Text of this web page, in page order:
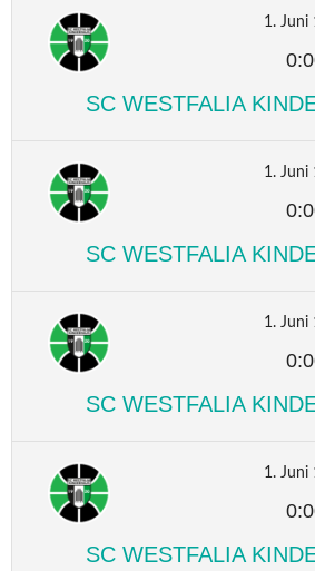
1. Juni
SC WESTFALIA
1. Juni
SC WESTFALIA
1. Juni
SC WESTFALIA
1. Juni
SC WESTFALIA